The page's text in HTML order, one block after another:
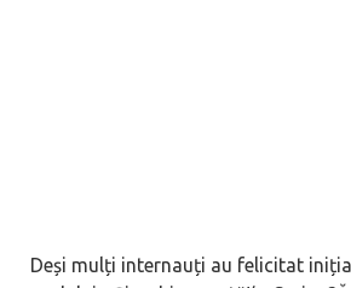
Deși mulți internauți au felicitat